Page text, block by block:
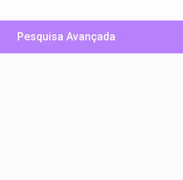
Pesquisa Avançada